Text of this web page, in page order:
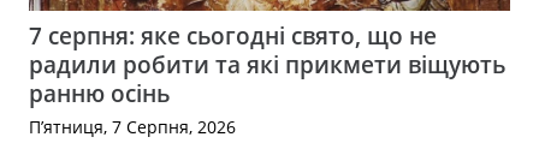
7 серпня: яке сьогодні свято, що не
радили робити та які прикмети віщують
ранню осінь
П’ятниця, 7 Серпня, 2026